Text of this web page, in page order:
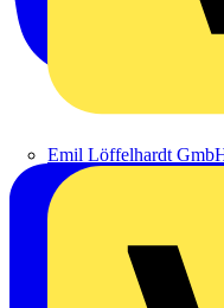
Emil Löffelhardt